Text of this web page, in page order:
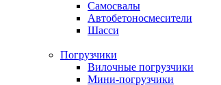
Самосвалы
Автобетоносмесители
Шасси
Погрузчики
Вилочные погрузчики
Мини-погрузчики